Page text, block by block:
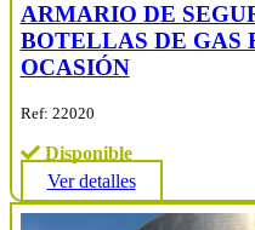
ARMARIO DE
BOTELLAS DE GAS
OCASIÓN
Ref: 22020
Disponible
Ver detalles